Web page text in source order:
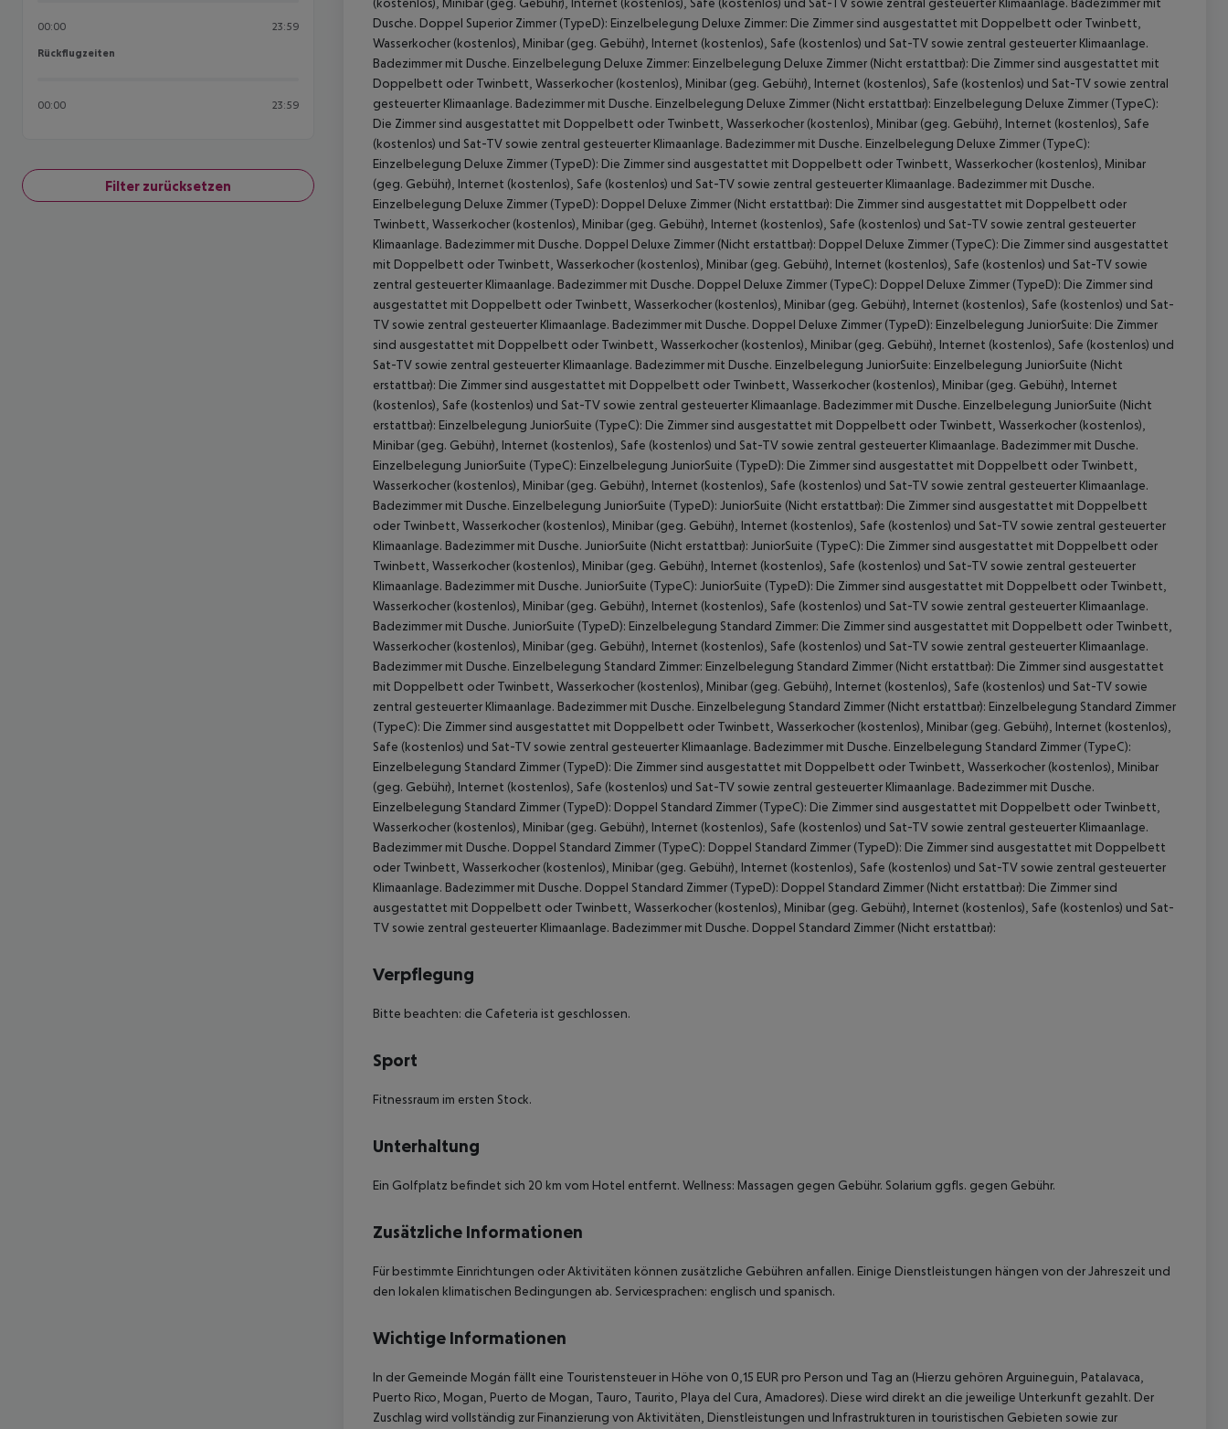
00:00 23:59
Rückflugzeiten
Rückflugzeiten
00:00 23:59
Filter zurücksetzen
Dusche. Doppel Superior Zimmer (TypeD): Einzelbelegung Deluxe Zimmer: Die Zimmer sind ausgestattet mit Doppelbett oder Twinbett,
Wasserkocher (kostenlos), Minibar (geg. Gebühr), Internet (kostenlos), Safe (kostenlos) und Sat-TV sowie zentral gesteuerter Klimaanlage.
Badezimmer mit Dusche. Einzelbelegung Deluxe Zimmer: Einzelbelegung Deluxe Zimmer (Nicht erstattbar): Die Zimmer sind ausgestattet mit
Doppelbett oder Twinbett, Wasserkocher (kostenlos), Minibar (geg. Gebühr), Internet (kostenlos), Safe (kostenlos) und Sat-TV sowie zentral
gesteuerter Klimaanlage. Badezimmer mit Dusche. Einzelbelegung Deluxe Zimmer (Nicht erstattbar): Einzelbelegung Deluxe Zimmer (TypeC):
Die Zimmer sind ausgestattet mit Doppelbett oder Twinbett, Wasserkocher (kostenlos), Minibar (geg. Gebühr), Internet (kostenlos), Safe
(kostenlos) und Sat-TV sowie zentral gesteuerter Klimaanlage. Badezimmer mit Dusche. Einzelbelegung Deluxe Zimmer (TypeC):
Einzelbelegung Deluxe Zimmer (TypeD): Die Zimmer sind ausgestattet mit Doppelbett oder Twinbett, Wasserkocher (kostenlos), Minibar
(geg. Gebühr), Internet (kostenlos), Safe (kostenlos) und Sat-TV sowie zentral gesteuerter Klimaanlage. Badezimmer mit Dusche.
Einzelbelegung Deluxe Zimmer (TypeD): Doppel Deluxe Zimmer (Nicht erstattbar): Die Zimmer sind ausgestattet mit Doppelbett oder
Twinbett, Wasserkocher (kostenlos), Minibar (geg. Gebühr), Internet (kostenlos), Safe (kostenlos) und Sat-TV sowie zentral gesteuerter
Klimaanlage. Badezimmer mit Dusche. Doppel Deluxe Zimmer (Nicht erstattbar): Doppel Deluxe Zimmer (TypeC): Die Zimmer sind ausgestattet
mit Doppelbett oder Twinbett, Wasserkocher (kostenlos), Minibar (geg. Gebühr), Internet (kostenlos), Safe (kostenlos) und Sat-TV sowie
zentral gesteuerter Klimaanlage. Badezimmer mit Dusche. Doppel Deluxe Zimmer (TypeC): Doppel Deluxe Zimmer (TypeD): Die Zimmer sind
ausgestattet mit Doppelbett oder Twinbett, Wasserkocher (kostenlos), Minibar (geg. Gebühr), Internet (kostenlos), Safe (kostenlos) und Sat-
TV sowie zentral gesteuerter Klimaanlage. Badezimmer mit Dusche. Doppel Deluxe Zimmer (TypeD): Einzelbelegung JuniorSuite: Die Zimmer
sind ausgestattet mit Doppelbett oder Twinbett, Wasserkocher (kostenlos), Minibar (geg. Gebühr), Internet (kostenlos), Safe (kostenlos) und
Sat-TV sowie zentral gesteuerter Klimaanlage. Badezimmer mit Dusche. Einzelbelegung JuniorSuite: Einzelbelegung JuniorSuite (Nicht
erstattbar): Die Zimmer sind ausgestattet mit Doppelbett oder Twinbett, Wasserkocher (kostenlos), Minibar (geg. Gebühr), Internet
(kostenlos), Safe (kostenlos) und Sat-TV sowie zentral gesteuerter Klimaanlage. Badezimmer mit Dusche. Einzelbelegung JuniorSuite (Nicht
erstattbar): Einzelbelegung JuniorSuite (TypeC): Die Zimmer sind ausgestattet mit Doppelbett oder Twinbett, Wasserkocher (kostenlos),
Minibar (geg. Gebühr), Internet (kostenlos), Safe (kostenlos) und Sat-TV sowie zentral gesteuerter Klimaanlage. Badezimmer mit Dusche.
Einzelbelegung JuniorSuite (TypeC): Einzelbelegung JuniorSuite (TypeD): Die Zimmer sind ausgestattet mit Doppelbett oder Twinbett,
Wasserkocher (kostenlos), Minibar (geg. Gebühr), Internet (kostenlos), Safe (kostenlos) und Sat-TV sowie zentral gesteuerter Klimaanlage.
Badezimmer mit Dusche. Einzelbelegung JuniorSuite (TypeD): JuniorSuite (Nicht erstattbar): Die Zimmer sind ausgestattet mit Doppelbett
oder Twinbett, Wasserkocher (kostenlos), Minibar (geg. Gebühr), Internet (kostenlos), Safe (kostenlos) und Sat-TV sowie zentral gesteuerter
Klimaanlage. Badezimmer mit Dusche. JuniorSuite (Nicht erstattbar): JuniorSuite (TypeC): Die Zimmer sind ausgestattet mit Doppelbett oder
Twinbett, Wasserkocher (kostenlos), Minibar (geg. Gebühr), Internet (kostenlos), Safe (kostenlos) und Sat-TV sowie zentral gesteuerter
Klimaanlage. Badezimmer mit Dusche. JuniorSuite (TypeC): JuniorSuite (TypeD): Die Zimmer sind ausgestattet mit Doppelbett oder Twinbett,
Wasserkocher (kostenlos), Minibar (geg. Gebühr), Internet (kostenlos), Safe (kostenlos) und Sat-TV sowie zentral gesteuerter Klimaanlage.
Badezimmer mit Dusche. JuniorSuite (TypeD): Einzelbelegung Standard Zimmer: Die Zimmer sind ausgestattet mit Doppelbett oder Twinbett,
Wasserkocher (kostenlos), Minibar (geg. Gebühr), Internet (kostenlos), Safe (kostenlos) und Sat-TV sowie zentral gesteuerter Klimaanlage.
Badezimmer mit Dusche. Einzelbelegung Standard Zimmer: Einzelbelegung Standard Zimmer (Nicht erstattbar): Die Zimmer sind ausgestattet
mit Doppelbett oder Twinbett, Wasserkocher (kostenlos), Minibar (geg. Gebühr), Internet (kostenlos), Safe (kostenlos) und Sat-TV sowie
zentral gesteuerter Klimaanlage. Badezimmer mit Dusche. Einzelbelegung Standard Zimmer (Nicht erstattbar): Einzelbelegung Standard Zimmer
(TypeC): Die Zimmer sind ausgestattet mit Doppelbett oder Twinbett, Wasserkocher (kostenlos), Minibar (geg. Gebühr), Internet (kostenlos),
Safe (kostenlos) und Sat-TV sowie zentral gesteuerter Klimaanlage. Badezimmer mit Dusche. Einzelbelegung Standard Zimmer (TypeC):
Einzelbelegung Standard Zimmer (TypeD): Die Zimmer sind ausgestattet mit Doppelbett oder Twinbett, Wasserkocher (kostenlos), Minibar
(geg. Gebühr), Internet (kostenlos), Safe (kostenlos) und Sat-TV sowie zentral gesteuerter Klimaanlage. Badezimmer mit Dusche.
Einzelbelegung Standard Zimmer (TypeD): Doppel Standard Zimmer (TypeC): Die Zimmer sind ausgestattet mit Doppelbett oder Twinbett,
Wasserkocher (kostenlos), Minibar (geg. Gebühr), Internet (kostenlos), Safe (kostenlos) und Sat-TV sowie zentral gesteuerter Klimaanlage.
Badezimmer mit Dusche. Doppel Standard Zimmer (TypeC): Doppel Standard Zimmer (TypeD): Die Zimmer sind ausgestattet mit Doppelbett
oder Twinbett, Wasserkocher (kostenlos), Minibar (geg. Gebühr), Internet (kostenlos), Safe (kostenlos) und Sat-TV sowie zentral gesteuerter
Klimaanlage. Badezimmer mit Dusche. Doppel Standard Zimmer (TypeD): Doppel Standard Zimmer (Nicht erstattbar): Die Zimmer sind
ausgestattet mit Doppelbett oder Twinbett, Wasserkocher (kostenlos), Minibar (geg. Gebühr), Internet (kostenlos), Safe (kostenlos) und Sat-
TV sowie zentral gesteuerter Klimaanlage. Badezimmer mit Dusche. Doppel Standard Zimmer (Nicht erstattbar):
Verpflegung
Bitte beachten: die Cafeteria ist geschlossen.
Sport
Fitnessraum im ersten Stock.
Unterhaltung
Ein Golfplatz befindet sich 20 km vom Hotel entfernt. Wellness: Massagen gegen Gebühr. Solarium ggfls. gegen Gebühr.
Zusätzliche Informationen
Für bestimmte Einrichtungen oder Aktivitäten können zusätzliche Gebühren anfallen. Einige Dienstleistungen hängen von der Jahreszeit und
den lokalen klimatischen Bedingungen ab. Servicesprachen: englisch und spanisch.
Wichtige Informationen
In der Gemeinde Mogán fällt eine Touristensteuer in Höhe von 0,15 EUR pro Person und Tag an (Hierzu gehören Arguineguin, Patalavaca,
Puerto Rico, Mogan, Puerto de Mogan, Tauro, Taurito, Playa del Cura, Amadores). Diese wird direkt an die jeweilige Unterkunft gezahlt. Der
Zuschlag wird vollständig zur Finanzierung von Aktivitäten, Dienstleistungen und Infrastrukturen in touristischen Gebieten sowie zur